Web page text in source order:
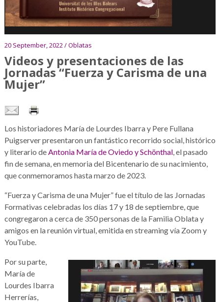
20 September, 2022 / Oblatas
Videos y presentaciones de las
Jornadas “Fuerza y Carisma de una
Mujer”
Los historiadores María de Lourdes Ibarra y Pere Fullana
Puigserver presentaron un fantástico recorrido social, histórico
y literario de Antonia María de Oviedo y Schönthal, el pasado
fin de semana, en memoria del Bicentenario de su nacimiento,
que conmemoramos hasta marzo de 2023.
“Fuerza y Carisma de una Mujer” fue el título de las Jornadas
Formativas celebradas los días 17 y 18 de septiembre, que
congregaron a cerca de 350 personas de la Familia Oblata y
amigos en la reunión virtual, emitida en streaming vía Zoom y
YouTube.
Por su parte,
María de
Lourdes Ibarra
Herrerías,